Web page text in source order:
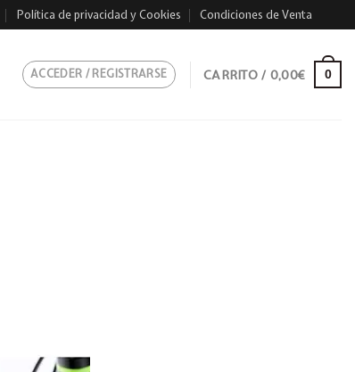
Política de privacidad y Cookies Condiciones de Venta
ACCEDER / REGISTRARSE CARRITO / 0,00€ 0